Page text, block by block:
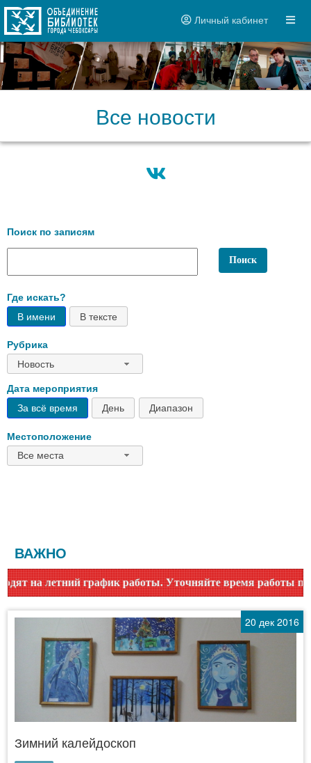
Личный кабинет
Все новости
Поиск по записям
Где искать?
В имени
В тексте
Рубрика
Новость
Дата мероприятия
За всё время
День Диапазон
Местоположение
Все места
ВАЖНО
Уточняйте время работы по номеру телефона или
20 дек 2016
Зимний калейдоскоп